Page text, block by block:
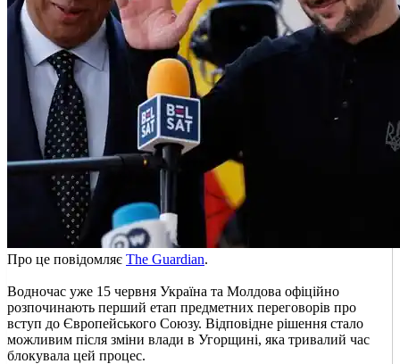
Про це повідомляє The Guardian.
Водночас уже 15 червня Україна та Молдова офіційно
розпочинають перший етап предметних переговорів про
вступ до Європейського Союзу. Відповідне рішення стало
можливим після зміни влади в Угорщині, яка тривалий час
блокувала цей процес.